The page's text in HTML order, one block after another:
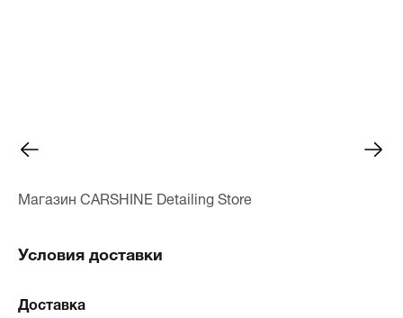
Магазин CARSHINE Detailing Store
Условия доставки
Доставка